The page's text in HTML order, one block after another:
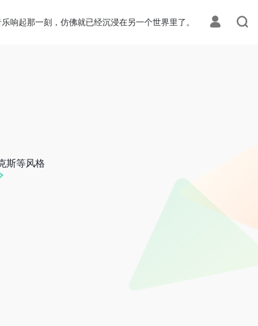
响起那一刻，仿佛就已经沉浸在另一个世界里了。
斯等风格